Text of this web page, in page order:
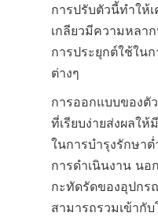
การปรับตัวนี้ทำให้
เกลียวมีความหลา
การประยุกต์ใช้ใน
ต่างๆ
การออกแบบของตั
ที่เรียบง่ายส่งผลให้
ในการบำรุงรักษา
การดำเนินงาน น
กะทัดรัดของอุปกร
สามารถรวมเข้ากั